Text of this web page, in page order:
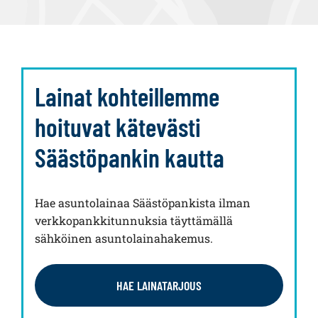
Lainat kohteillemme
hoituvat kätevästi
Säästöpankin kautta
Hae asuntolainaa Säästöpankista ilman
verkkopankkitunnuksia täyttämällä
sähköinen asuntolainahakemus.
HAE LAINATARJOUS